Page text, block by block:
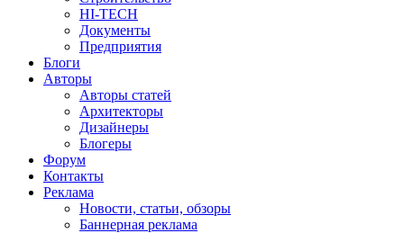
HI-TECH
Документы
Предприятия
Блоги
Авторы
Авторы статей
Архитекторы
Дизайнеры
Блогеры
Форум
Контакты
Реклама
Новости, статьи, обзоры
Баннерная реклама